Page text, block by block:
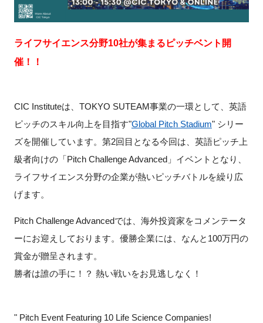
ニュース・掲示板
LINK-Jを知る
施設・アクセス
FAQ
イベントお知らせメール登録
ライフサイエンス分野10社が集まるピッチベント開
催！！
CIC Instituteは、TOKYO SUTEAM事業の一環として、英語
ピッチのスキル向上を目指す"Global Pitch Stadium" シリー
ズを開催しています。第2回目となる今回は、英語ピッチ上
級者向けの「Pitch Challenge Advanced」イベントとなり、
ライフサイエンス分野の企業が熱いピッチバトルを繰り広
げます。
Pitch Challenge Advancedでは、海外投資家をコメンテータ
ーにお迎えしております。優勝企業には、なんと100万円の
賞金が贈呈されます。
勝者は誰の手に！？ 熱い戦いをお見逃しなく！
" Pitch Event Featuring 10 Life Science Companies!